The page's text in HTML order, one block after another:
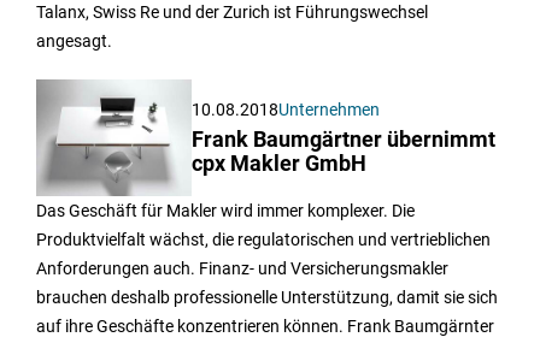
Talanx, Swiss Re und der Zurich ist Führungswechsel
angesagt.
10.08.2018Unternehmen
Frank Baumgärtner übernimmt
cpx Makler GmbH
Das Geschäft für Makler wird immer komplexer. Die
Produktvielfalt wächst, die regulatorischen und vertrieblichen
Anforderungen auch. Finanz- und Versicherungsmakler
brauchen deshalb professionelle Unterstützung, damit sie sich
auf ihre Geschäfte konzentrieren können. Frank Baumgärnter